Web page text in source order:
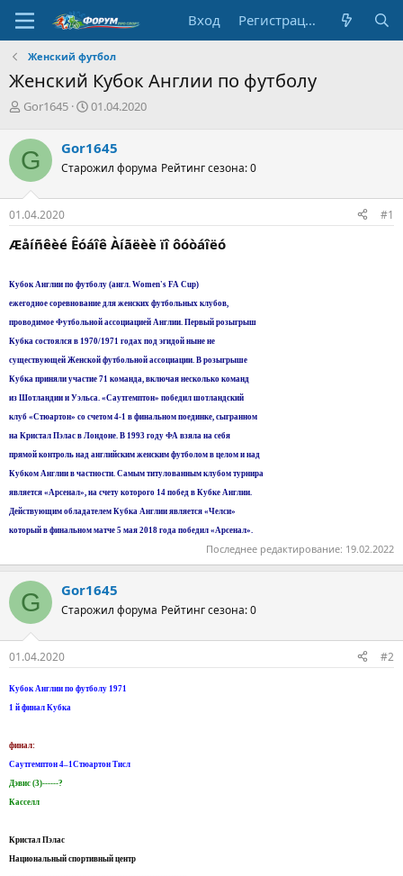
Вход Регистрация
Женский футбол
Женский Кубок Англии по футболу
А
т
о
р
т
е
м
ы
Gor1645
Д
а
н
ч
л
а
01.04.2020
G Gor1645
Старожил форума Рейтинг сезона: 0
01.04.2020 #1
Æåíñêèé Êóáîê Àíãëèè ïî ôóòáîëó
Кубок Англии по футболу (англ. Women's FA Cup)
ежегодное соревнование для женских футбольных клубов,
проводимое Футбольной ассоциацией Англии. Первый розыгрыш
Кубка состоялся в 1970/1971 годах под эгидой ныне не
существующей Женской футбольной ассоциации. В розыгрыше
Кубка приняли участие 71 команда, включая несколько команд
из Шотландии и Уэльса. «Саутгемптон» победил шотландский
клуб «Стюартон» со счетом 4-1 в финальном поединке, сыгранном
на Кристал Пэлас в Лондоне. В 1993 году ФА взяла на себя
прямой контроль над английским женским футболом в целом и над
Кубком Англии в частности. Самым титулованным клубом турнира
является «Арсенал», на счету которого 14 побед в Кубке Англии.
Действующим обладателем Кубка Англии является «Челси»
который в финальном матче 5 мая 2018 года победил «Арсенал».
Последнее редактирование: 19.02.2022
G Gor1645
Старожил форума Рейтинг сезона: 0
01.04.2020 #2
Кубок Англии по футболу 1971
1 й финал Кубка
финал:
Саутгемптон 4–1Стюартон Тисл
Дэвис (3)------?
Касселл
Кристал Пэлас
Национальный спортивный центр